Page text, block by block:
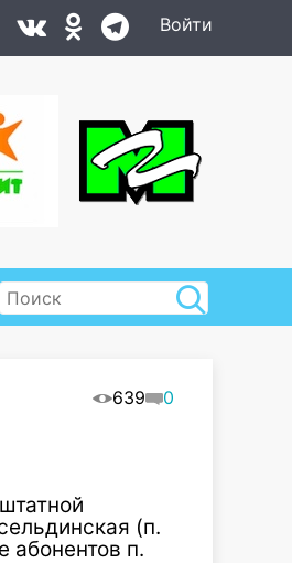
Войти
639 0
(п.
абонентов п.